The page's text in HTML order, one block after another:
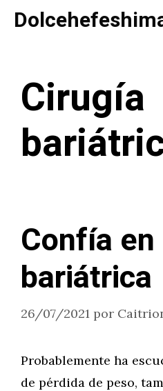
Saltar
Cirugía
Confía
bariátrica
26/07/2021 por
Probablemente ha
de pérdida de peso,